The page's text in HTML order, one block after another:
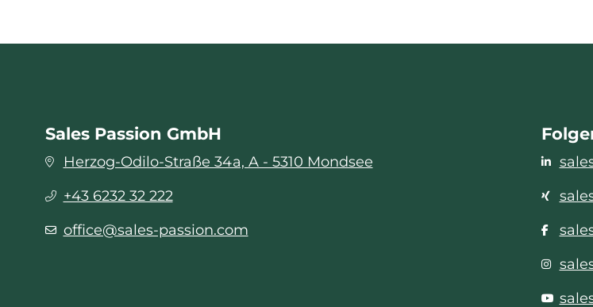
Sales Passion GmbH
Herzog-Odilo-Straße 34a, A - 5310 Mondsee
+43 6232 32 222
office@sales-passion.com